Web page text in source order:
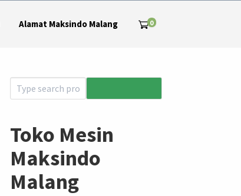
Alamat Maksindo Malang 0
Toko Mesin
Maksindo
Malang